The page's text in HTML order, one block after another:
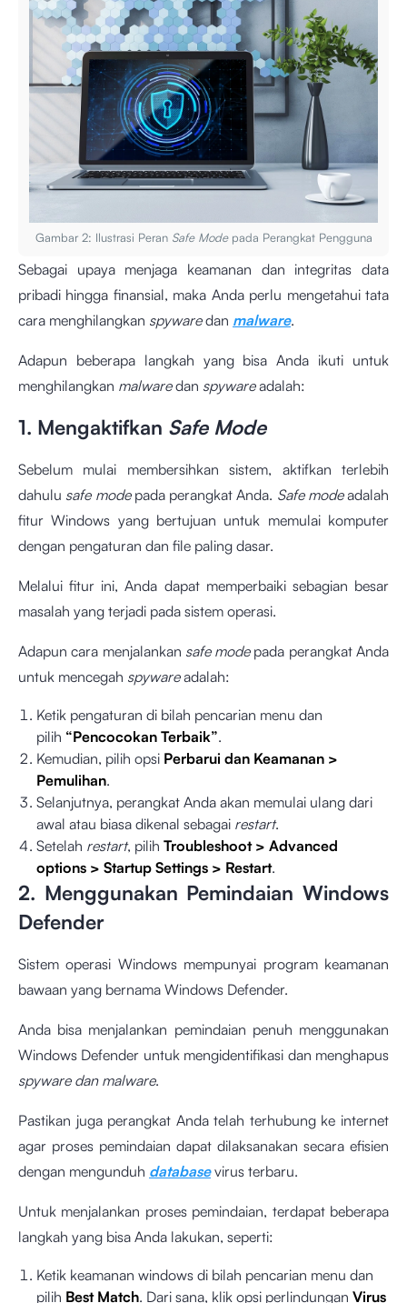
Gambar 2: Ilustrasi Peran Safe Mode pada Perangkat Pengguna
Sebagai upaya menjaga keamanan dan integritas data
pribadi hingga finansial, maka Anda perlu mengetahui tata
cara menghilangkan spywaredan malware.
Adapun beberapa langkah yang bisa Anda ikuti untuk
menghilangkan malwaredan spywareadalah:
1. Mengaktifkan Safe Mode
Sebelum mulai membersihkan sistem, aktifkan terlebih
dahulu safe mode pada perangkat Anda. Safe modeadalah
fitur Windows yang bertujuan untuk memulai komputer
dengan pengaturan dan file paling dasar.
Melalui fitur ini, Anda dapat memperbaiki sebagian besar
masalah yang terjadi pada sistem operasi.
Adapun cara menjalankan safe mode pada perangkat Anda
untuk mencegah spywareadalah:
Ketik pengaturan di bilah pencarian menu dan
pilih “Pencocokan Terbaik”.
Kemudian, pilih opsi Perbarui dan Keamanan >
Pemulihan.
Selanjutnya, perangkat Anda akan memulai ulang dari
awal atau biasa dikenal sebagai restart.
Setelah restart, pilih Troubleshoot > Advanced
options > Startup Settings > Restart.
2. Menggunakan Pemindaian Windows
Defender
Sistem operasi Windows mempunyai program keamanan
bawaan yang bernama Windows Defender.
Anda bisa menjalankan pemindaian penuh menggunakan
Windows Defender untuk mengidentifikasi dan menghapus
spyware dan malware.
Pastikan juga perangkat Anda telah terhubung ke internet
agar proses pemindaian dapat dilaksanakan secara efisien
dengan mengunduh databasevirus terbaru.
Untuk menjalankan proses pemindaian, terdapat beberapa
langkah yang bisa Anda lakukan, seperti:
Ketik keamanan windows di bilah pencarian menu dan
pilih Best Match. Dari sana, klik opsi perlindungan Virus